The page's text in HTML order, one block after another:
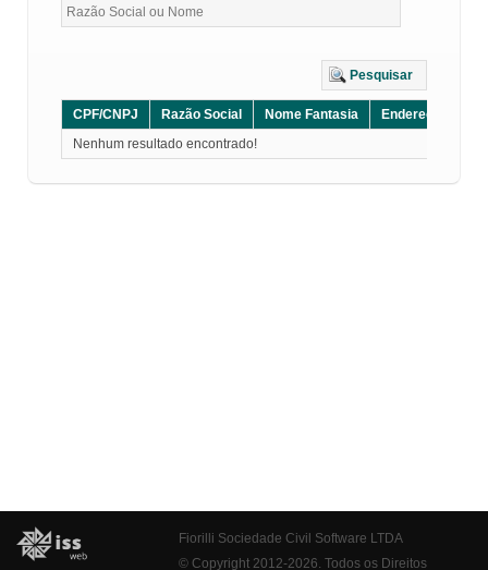
Pesquisar
CPF/CNPJ Razão Social Nome Fantasia Endereço
Nenhum resultado encontrado!
Fiorilli Sociedade Civil Software LTDA
© Copyright 2012-2026. Todos os Direitos